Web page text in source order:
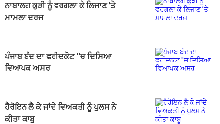
ਨਾਬਾਲਗ ਕੁੜੀ ਨੂੰ ਵਰਗਲਾ ਕੇ ਲਿਜਾਣ ’ਤੇ
ਮਾਮਲਾ ਦਰਜ
ਪੰਜਾਬ ਬੰਦ ਦਾ ਫਰੀਦਕੋਟ ''ਚ ਦਿਸਿਆ
ਵਿਆਪਕ ਅਸਰ
ਹੈਰੋਇਨ ਲੈ ਕੇ ਜਾਂਦੇ ਵਿਅਕਤੀ ਨੂੰ ਪੁਲਸ ਨੇ
ਕੀਤਾ ਕਾਬੂ